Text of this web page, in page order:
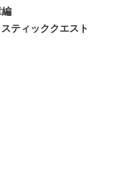
編
ティッククエスト